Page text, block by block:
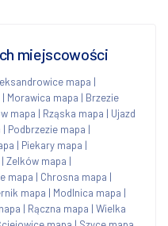
miejscowości
mapa |
| Morawica mapa | Brzezie
mapa | Rząska mapa | Ujazd
| Podbrzezie mapa |
| Piekary mapa |
| Zelków mapa |
mapa | Chrosna mapa |
mapa | Modlnica mapa |
| Rączna mapa | Wielka